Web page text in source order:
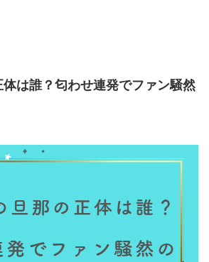
は誰？匂わせ連発でファン騒然